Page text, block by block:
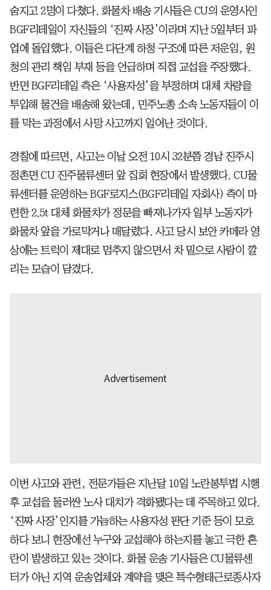
숨지고 2명이 다쳤다. 화물차 배송 기사들은 CU의 운영사인
BGF리테일이 자신들의 ‘진짜 사장’이라며 지난 5일부터 파
업에 돌입했다. 이들은 다단계 하청 구조에 따른 저운임, 원
청의 관리 책임 부재 등을 언급하며 직접 교섭을 주장했다.
반면 BGF리테일 측은 ‘사용자성’을 부정하며 대체 차량을
투입해 물건을 배송해 왔는데, 민주노총 소속 노동자들이 이
를 막는 과정에서 사망 사고까지 일어난 것이다.
경찰에 따르면, 사고는 이날 오전 10시 32분쯤 경남 진주시
정촌면 CU 진주물류센터 앞 집회 현장에서 발생했다. CU물
류센터를 운영하는 BGF로지스(BGF리테일 자회사) 측이 마
련한 2.5t 대체 화물차가 정문을 빠져나가자 일부 노동자가
화물차 앞을 가로막거나 매달렸다. 사고 당시 보안 카메라 영
상에는 트럭이 제대로 멈추지 않으면서 차 밑으로 사람이 깔
리는 모습이 담겼다.
이번 사고와 관련, 전문가들은 지난달 10일 노란봉투법 시행
후 교섭을 둘러싼 노사 대치가 격화됐다는 데 주목하고 있다.
‘진짜 사장’인지를 가늠하는 사용자성 판단 기준 등이 모호
하다 보니 현장에선 누구와 교섭해야 하는지를 놓고 극한 혼
란이 발생하고 있는 것이다. 화물 운송 기사들은 CU물류센
터가 아닌 지역 운송업체와 계약을 맺은 특수형태근로종사자